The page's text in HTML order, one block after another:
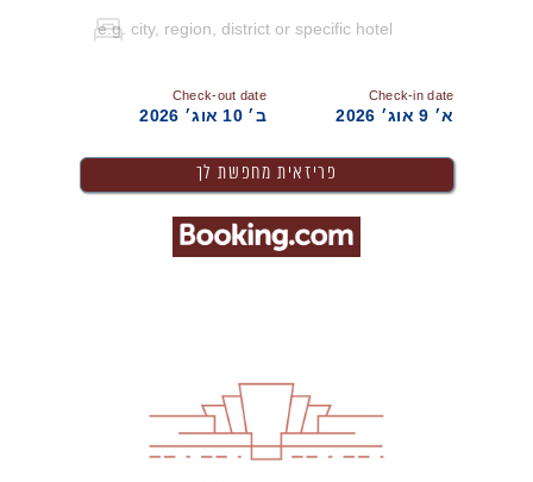
Check-in date
א׳ 9 אוג׳ 2026
Check-out date
ב׳ 10 אוג׳ 2026